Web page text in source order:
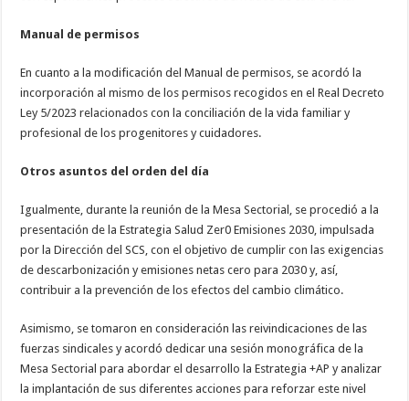
Manual de permisos
En cuanto a la modificación del Manual de permisos, se acordó la
incorporación al mismo de los permisos recogidos en el Real Decreto
Ley 5/2023 relacionados con la conciliación de la vida familiar y
profesional de los progenitores y cuidadores.
Otros asuntos del orden del día
Igualmente, durante la reunión de la Mesa Sectorial, se procedió a la
presentación de la Estrategia Salud Zer0 Emisiones 2030, impulsada
por la Dirección del SCS, con el objetivo de cumplir con las exigencias
de descarbonización y emisiones netas cero para 2030 y, así,
contribuir a la prevención de los efectos del cambio climático.
Asimismo, se tomaron en consideración las reivindicaciones de las
fuerzas sindicales y acordó dedicar una sesión monográfica de la
Mesa Sectorial para abordar el desarrollo la Estrategia +AP y analizar
la implantación de sus diferentes acciones para reforzar este nivel